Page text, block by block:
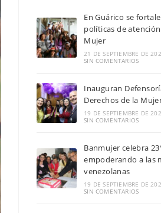
En Guárico se
políticas de
Mujer
21 DE SEPTIEMBRE DE
SIN COMENTARIOS
Inauguran
Derechos de la
19 DE SEPTIEMBRE DE
SIN COMENTARIOS
Banmujer celebra
empoderando a las
venezolanas
19 DE SEPTIEMBRE DE
SIN COMENTARIOS